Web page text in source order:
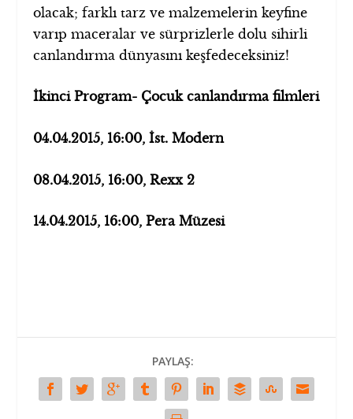
olacak; farklı tarz ve malzemelerin keyfine
varıp maceralar ve sürprizlerle dolu sihirli
canlandırma dünyasını keşfedeceksiniz!
İkinci Program- Çocuk canlandırma filmleri
04.04.2015, 16:00, İst. Modern
08.04.2015, 16:00, Rexx 2
14.04.2015, 16:00, Pera Müzesi
PAYLAŞ: